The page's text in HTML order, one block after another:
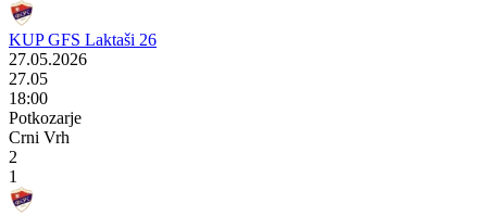
KUP GFS Laktaši 26
27.05.2026
27.05
18:00
Potkozarje
Crni Vrh
2
1